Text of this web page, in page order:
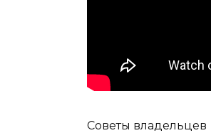
Советы владельцев